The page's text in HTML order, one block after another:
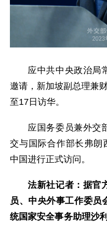
应中共中央政治局
邀请，新加坡副总理兼
至17日访华。
应国务委员兼外交
交与国际合作部长弗朗
中国进行正式访问。
法新社记者：据官
员、中央外事工作委员
统国家安全事务助理沙